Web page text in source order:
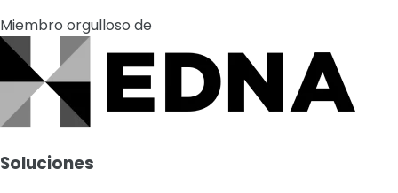
Miembro orgulloso de
Soluciones